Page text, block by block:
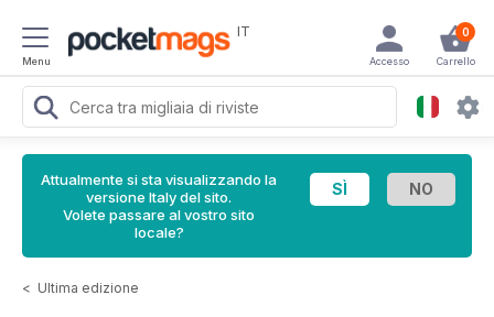
Menu
IT 0
Carrello
Accesso
Attualmente si sta visualizzando la
versione Italy del sito.
Volete passare al vostro sito
locale?
< Ultima edizione